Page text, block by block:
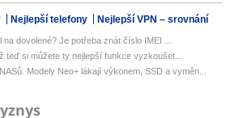
Nejlepší telefony Nejlepší VPN – srovnání
dovolené? Je potřeba znát číslo IMEI ...
teď si můžete ty nejlepší funkce vyzkoušet...
Modely Neo+ lákají výkonem, SSD a vyměn...